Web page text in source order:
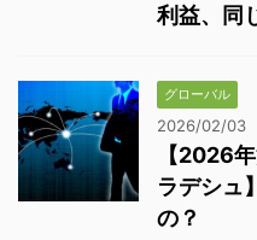
利益、同
グローバル
2026/02/03
【2026
ラデシュ
の？